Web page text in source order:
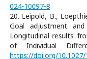
024-10097-8
20. Leipold, B.,
Goal adjustment
Longitudinal results
of Individual
https://doi.org/